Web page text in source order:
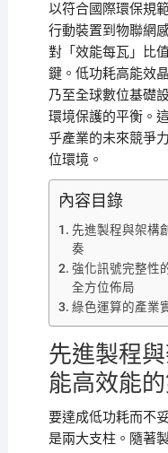
以符合國際環保規
行動裝置到物聯網
對「效能每瓦」比
鍵。低功耗高能效
乃至全球數位基礎
環境保護的平衡。
乎產業的未來競爭
位環境。
內容目錄
先進製程與架構
奏
強化訊號完整性
全方位佈局
綠色運算的產業
先進製程
能高效能
要達成低功耗而不
是兩大支柱。隨著